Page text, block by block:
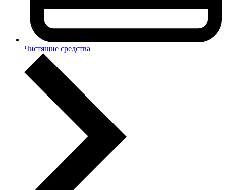
Чистящие средства